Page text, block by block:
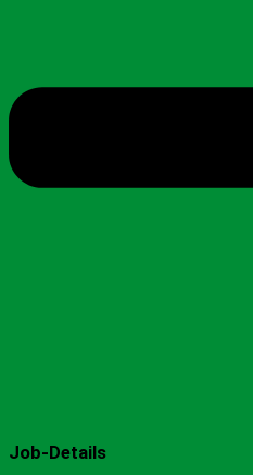
Job-Details